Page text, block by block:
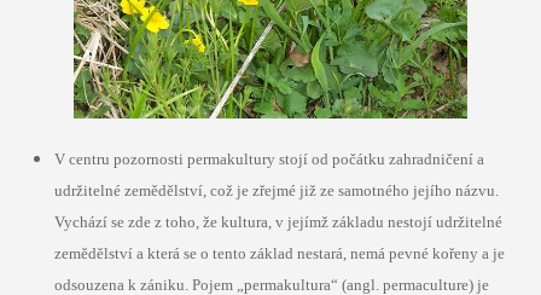
V centru pozornosti permakultury stojí od počátku zahradničení a
udržitelné zemědělství, což je zřejmé již ze samotného jejího názvu.
Vychází se zde z toho, že kultura, v jejímž základu nestojí udržitelné
zemědělství a která se o tento základ nestará, nemá pevné kořeny a je
odsouzena k zániku. Pojem „permakultura“ (angl. permaculture) je